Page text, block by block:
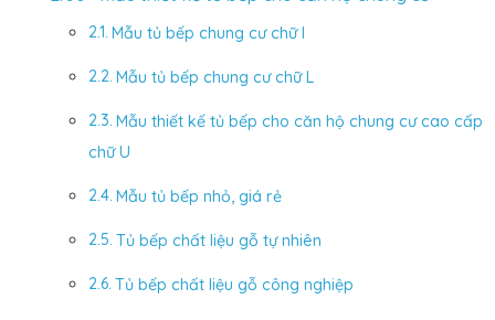
Mẫu tủ bếp chung cư chữ I
Mẫu tủ bếp chung cư chữ L
Mẫu thiết kế tủ bếp cho căn hộ chung cư cao cấp
chữ U
Mẫu tủ bếp nhỏ, giá rẻ
Tủ bếp chất liệu gỗ tự nhiên
Tủ bếp chất liệu gỗ công nghiệp